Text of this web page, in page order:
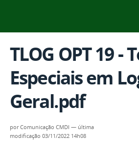
TLOG OPT 19 -
Especiais em
Geral.pdf
porComunicação CMDI — última
modificação 03/11/2022 14h08